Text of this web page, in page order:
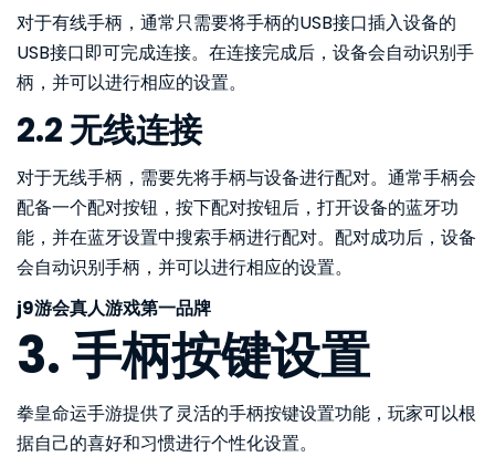
对于有线手柄，通常只需要将手柄的USB接口插入设备的
USB接口即可完成连接。在连接完成后，设备会自动识别手
柄，并可以进行相应的设置。
2.2 无线连接
对于无线手柄，需要先将手柄与设备进行配对。通常手柄会
配备一个配对按钮，按下配对按钮后，打开设备的蓝牙功
能，并在蓝牙设置中搜索手柄进行配对。配对成功后，设备
会自动识别手柄，并可以进行相应的设置。
j9游会真人游戏第一品牌
3. 手柄按键设置
拳皇命运手游提供了灵活的手柄按键设置功能，玩家可以根
据自己的喜好和习惯进行个性化设置。